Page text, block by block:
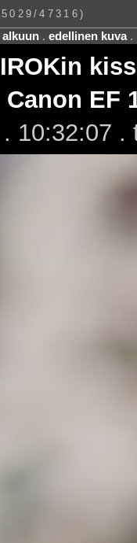
47316)
alkuun. edellinen kuva.
Canon EF
. 10:32:07 .